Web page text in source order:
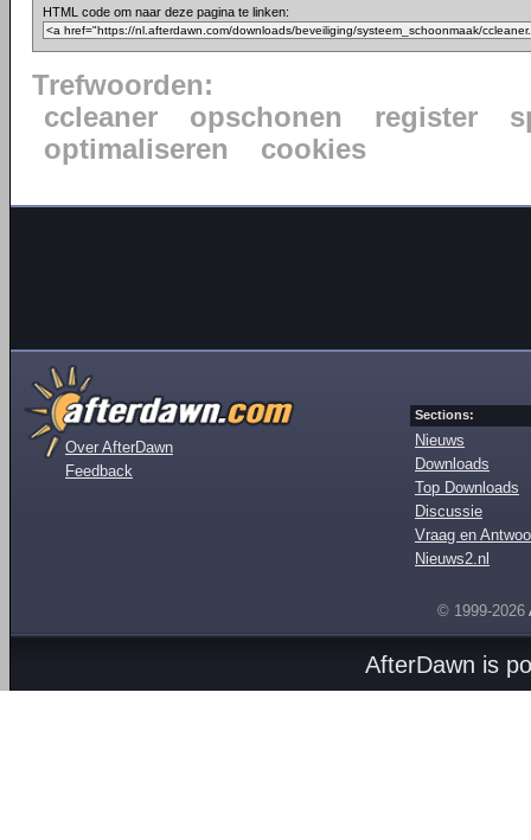
HTML code om naar deze pagina te linken:
Trefwoorden:
ccleaner
opschonen register
optimaliseren
cookies
Over AfterDawn
Feedback
Sections:
Nieuws
Downloads
Top Downloads
Discussie
Vraag en
Nieuws2.nl
© 1999-2026
AfterDawn is